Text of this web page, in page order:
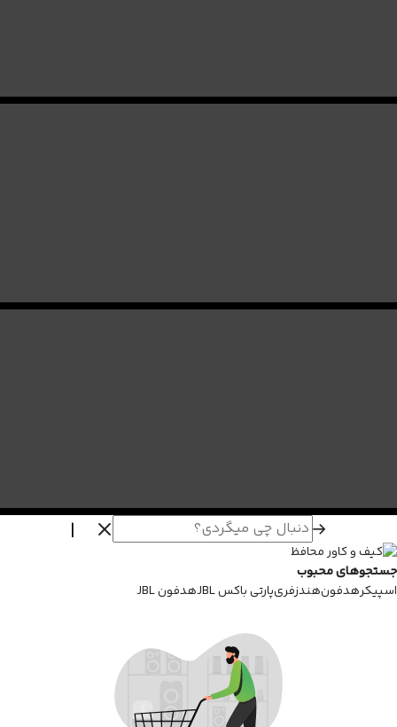
جستجوهای محبوب
اسپیکرهدفونهندزفریپارتی باکس JBL هدفون JBL